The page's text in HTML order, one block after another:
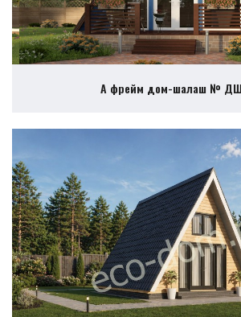
А фрейм дом-шалаш №